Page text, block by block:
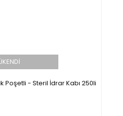
Poşetli - Steril İdrar Kabı 250li